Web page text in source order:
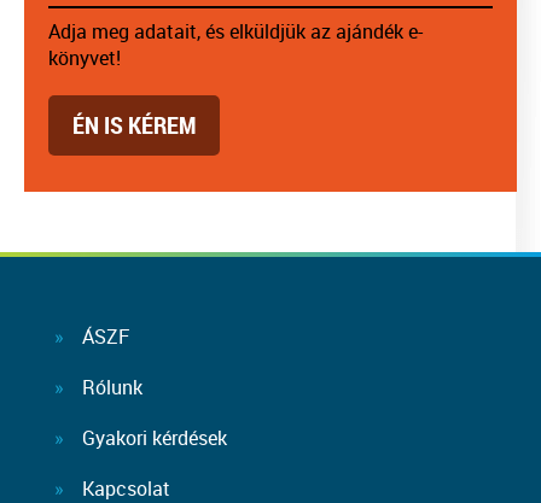
Adja meg adatait, és elküldjük az ajándék e-
könyvet!
ÉN IS KÉREM
ÁSZF
Rólunk
Gyakori kérdések
Kapcsolat